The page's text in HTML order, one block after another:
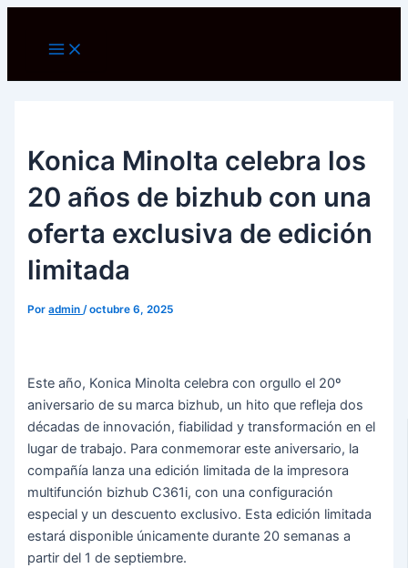
Main
Menu
Konica Minolta celebra los
20 años de bizhub con una
oferta exclusiva de edición
limitada
Poradmin/octubre 6, 2025
Este año, Konica Minolta celebra con orgullo el 20º
aniversario de su marca bizhub, un hito que refleja dos
décadas de innovación, fiabilidad y transformación en el
lugar de trabajo. Para conmemorar este aniversario, la
compañía lanza una edición limitada de la impresora
multifunción bizhub C361i, con una configuración
especial y un descuento exclusivo. Esta edición limitada
estará disponible únicamente durante 20 semanas a
partir del 1 de septiembre.